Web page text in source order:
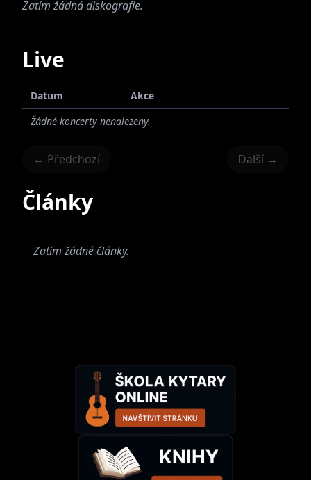
Robert Kardoš Miloš Hrehuš
Zatím žádná diskografie.
Live
Datum
Akce
Žádné koncerty nenalezeny.
← Předchozí Další →
Články
Zatím žádné články.